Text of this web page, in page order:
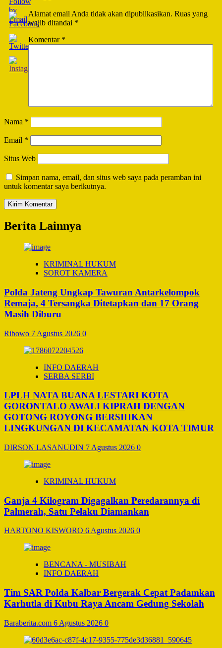
Alamat email Anda tidak akan dipublikasikan. Ruas yang
wajib ditandai *
Komentar *
Nama *
Email *
Situs Web
Simpan nama, email, dan situs web saya pada peramban ini
untuk komentar saya berikutnya.
Berita Lainnya
KRIMINAL HUKUM
SOROT KAMERA
Polda Jateng Ungkap Tawuran Antarkelompok
Remaja, 4 Tersangka Ditetapkan dan 17 Orang
Masih Diburu
Ribowo 7 Agustus 2026 0
INFO DAERAH
SERBA SERBI
LPLH NATA BUANA LESTARI KOTA
GORONTALO AWALI KIPRAH DENGAN
GOTONG ROYONG BERSIHKAN
LINGKUNGAN DI KECAMATAN KOTA TIMUR
DIRSON LASANUDIN 7 Agustus 2026 0
KRIMINAL HUKUM
Ganja 4 Kilogram Digagalkan Peredarannya di
Palmerah, Satu Pelaku Diamankan
HARTONO KISWORO 6 Agustus 2026 0
BENCANA - MUSIBAH
INFO DAERAH
Tim SAR Polda Kalbar Bergerak Cepat Padamkan
Karhutla di Kubu Raya Ancam Gedung Sekolah
Baraberita.com 6 Agustus 2026 0